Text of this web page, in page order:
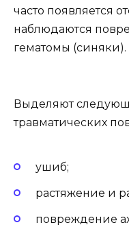
часто появляется
наблюдаются
гематомы (синяки).
Выделяют
травматических
ушиб;
растяжение и
повреждение